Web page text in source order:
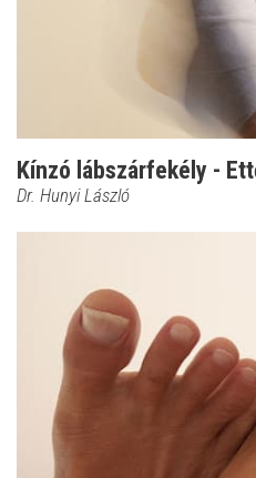
Kínzó lábszárfekély -
Dr. Hunyi László